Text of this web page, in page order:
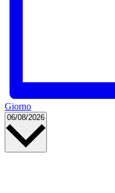
Giorno
06/08/2026 Seleziona